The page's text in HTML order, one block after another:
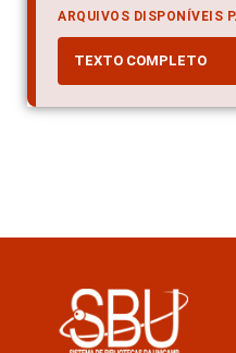
ARQUIVOS DISPONÍVEIS
TEXTO COMPLETO